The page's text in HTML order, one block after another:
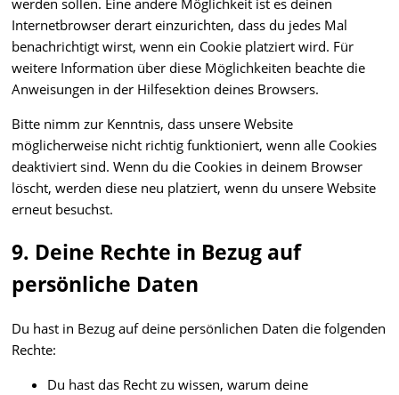
werden sollen. Eine andere Möglichkeit ist es deinen
Internetbrowser derart einzurichten, dass du jedes Mal
benachrichtigt wirst, wenn ein Cookie platziert wird. Für
weitere Information über diese Möglichkeiten beachte die
Anweisungen in der Hilfesektion deines Browsers.
Bitte nimm zur Kenntnis, dass unsere Website
möglicherweise nicht richtig funktioniert, wenn alle Cookies
deaktiviert sind. Wenn du die Cookies in deinem Browser
löscht, werden diese neu platziert, wenn du unsere Website
erneut besuchst.
9. Deine Rechte in Bezug auf
persönliche Daten
Du hast in Bezug auf deine persönlichen Daten die folgenden
Rechte:
Du hast das Recht zu wissen, warum deine